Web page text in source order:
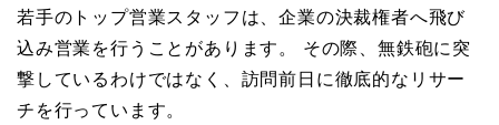
若手のトップ営業スタッフは、企業の決裁権者へ飛び
込み営業を行うことがあります。 その際、無鉄砲に突
撃しているわけではなく、訪問前日に徹底的なリサー
チを行っています。